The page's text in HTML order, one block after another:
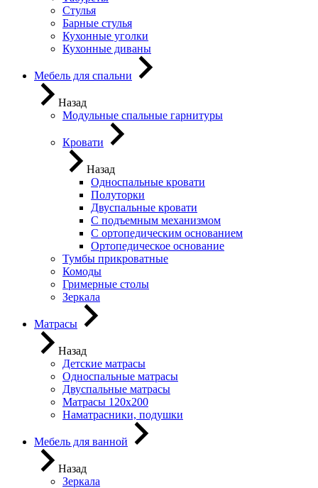
Стулья
Барные стулья
Кухонные уголки
Кухонные диваны
Мебель для спальни
Назад
Модульные спальные гарнитуры
Кровати
Назад
Односпальные кровати
Полуторки
Двуспальные кровати
С подъемным механизмом
С ортопедическим основанием
Ортопедическое основание
Тумбы прикроватные
Комоды
Гримерные столы
Зеркала
Матрасы
Назад
Детские матрасы
Односпальные матрасы
Двуспальные матрасы
Матрасы 120х200
Наматрасники, подушки
Мебель для ванной
Назад
Зеркала